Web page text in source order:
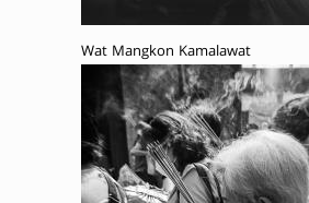
Wat Mangkon Kamalawat